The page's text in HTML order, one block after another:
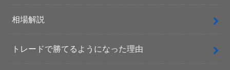
相場解説
トレードで勝てるようになった理由